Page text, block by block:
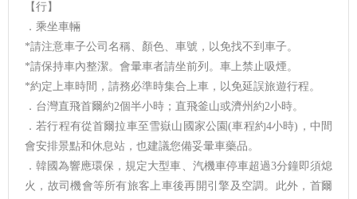
【行】
．乘坐車輛
*請注意車子公司名稱、顏色、車號，以免找不到車子。
*請保持車內整潔。會暈車者請坐前列。車上禁止吸煙。
*約定上車時間，請務必準時集合上車，以免延誤旅遊行程。
．台灣直飛首爾約2個半小時；直飛釜山或濟州約2小時。
．若行程有從首爾拉車至雪嶽山國家公園(車程約4小時)，中間
會安排景點和休息站，也建議您備妥暈車藥品。
．韓國為響應環保，規定大型車、汽機車停車超過3分鐘即須熄
火，故司機會等所有旅客上車後再開引擎及空調。此外，首爾